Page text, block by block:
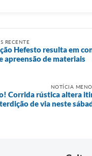
RECENTE
Hefesto resulta em
apreensão de materiais
NOTÍCIA
Corrida rústica altera
de via neste